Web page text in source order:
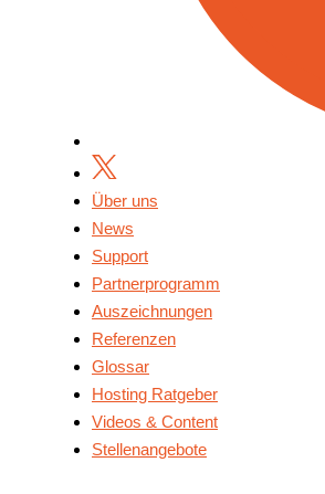
Über uns
News
Support
Partnerprogramm
Auszeichnungen
Referenzen
Glossar
Hosting Ratgeber
Videos & Content
Stellenangebote